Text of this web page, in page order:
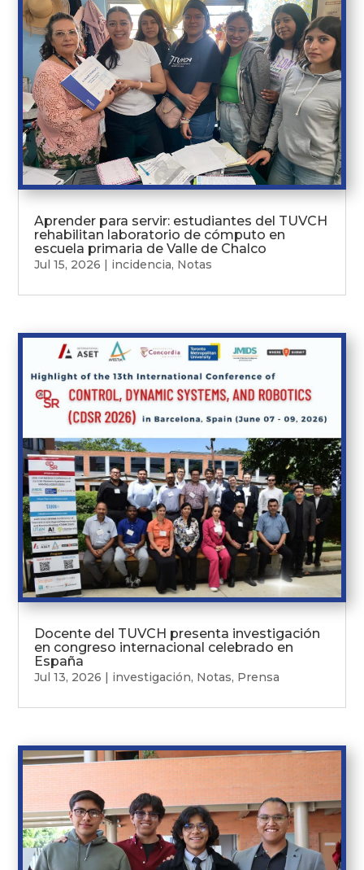
Aprender para servir: estudiantes del TUVCH
rehabilitan laboratorio de cómputo en
escuela primaria de Valle de Chalco
Jul 15, 2026 | incidencia, Notas
Docente del TUVCH presenta investigación
en congreso internacional celebrado en
España
Jul 13, 2026 | investigación, Notas, Prensa